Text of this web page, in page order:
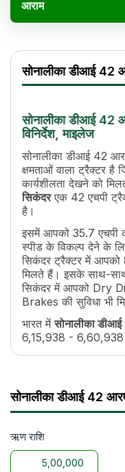
आराम
एचपी
42
इंजन रेटेड आरपीएम
कूलिंग सिस्टम
टॉर्क
197
ट्रांसमिशन नाम
गियर की संख्या
8
अधिकतम फॉरवर्ड स्पीड
पीटीओ एचपी
35.7
पीटीओ टाइप
पीटीओ स्पीड
540
ब्रेक
Dry
स्टीयरिंग
स्टीयरिंग एडजस्टमेंट
No
ईंधन टैंक क्षमता
55
व्हील बेस
टायर साइज
व्हील ड्राइव
एप्लिकेशन
एक्सेसरीज
सोनालीका डीआई 42
सोनालीका डीआई 42
विनिर्देश, माइलेज
सोनालीका डीआई 42
क्षमताओं वाला ट्रैक्टर है
कार्यशीलता देखने को
सिकंदरएक 42 एचपी
है।
इसमें आपको 35.7 एचपी
स्पीड के विकल्प देने के
सिकंदर ट्रैक्टर में
मिलते हैं। इसके साथ-
सिकंदर में आपको Dry
Brakes की सुविधा भी
भारत मेंसोनालीका
6,15,938 - 6,60,938*
इसमें आपको 2WD
किसानों के लिए यह
ड्राइव की मदद से यह
जुताई, बीजो की बुआई,
सकता है।
इसके साथ-साथ,
सोनालीका डीआई 42
ऋण राशि